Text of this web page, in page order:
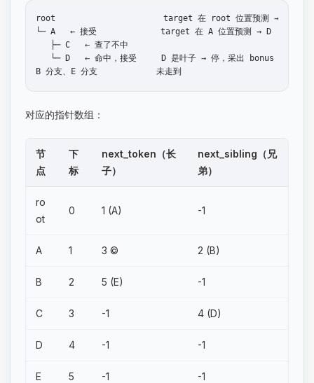
root                      target 在 root 位置预测 → A
└─ A   ← 接受             target 在 A 位置预测 → D
   ├─ C   ← 查了不中
   └─ D   ← 命中，接受     D 是叶子 → 停，采出 bonus
对应的指针数组：
节
点
下
标
next_token（长
子）
next_sibling（兄
弟）
ro
ot
0 1 (A) -1
A 1 3 © 2 (B)
B 2 5 (E) -1
C 3 -1 4 (D)
D 4 -1 -1
E 5 -1 -1